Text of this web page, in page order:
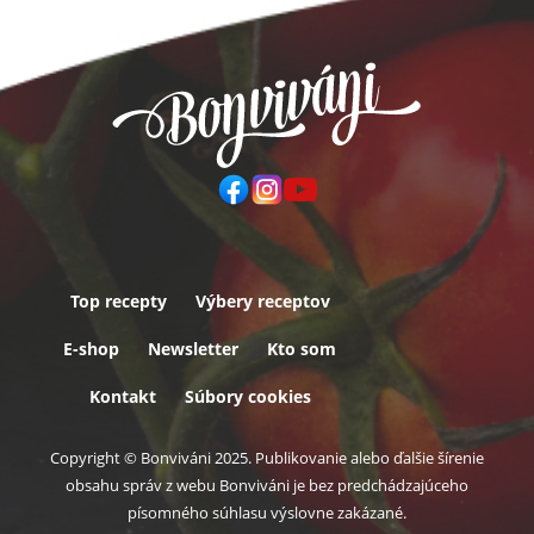
Top recepty Výbery receptov
E-shop Newsletter Kto som
Kontakt Súbory cookies
Copyright © Bonviváni 2025. Publikovanie alebo ďalšie šírenie
obsahu správ z webu Bonviváni je bez predchádzajúceho
písomného súhlasu výslovne zakázané.